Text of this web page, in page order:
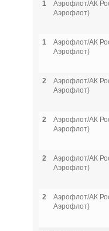
1
Аэрофлот/АК
Аэрофлот)
1
Аэрофлот/АК
Аэрофлот)
2
Аэрофлот/АК
Аэрофлот)
2
Аэрофлот/АК
Аэрофлот)
2
Аэрофлот/АК
Аэрофлот)
2
Аэрофлот/АК
Аэрофлот)